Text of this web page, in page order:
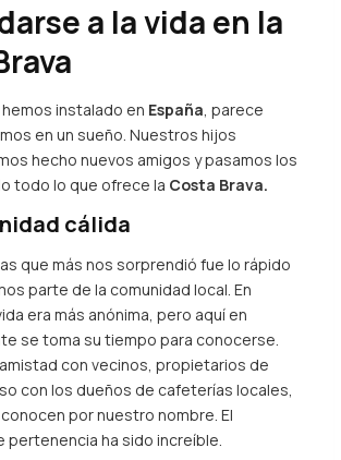
a la vida en la
instalado en España, parece
en un sueño. Nuestros hijos
hecho nuevos amigos y pasamos los
todo lo que ofrece la Costa Brava.
cálida
que más nos sorprendió fue lo rápido
parte de la comunidad local. En
era más anónima, pero aquí en
se toma su tiempo para conocerse.
con vecinos, propietarios de
con los dueños de cafeterías locales,
por nuestro nombre. El
pertenencia ha sido increíble.